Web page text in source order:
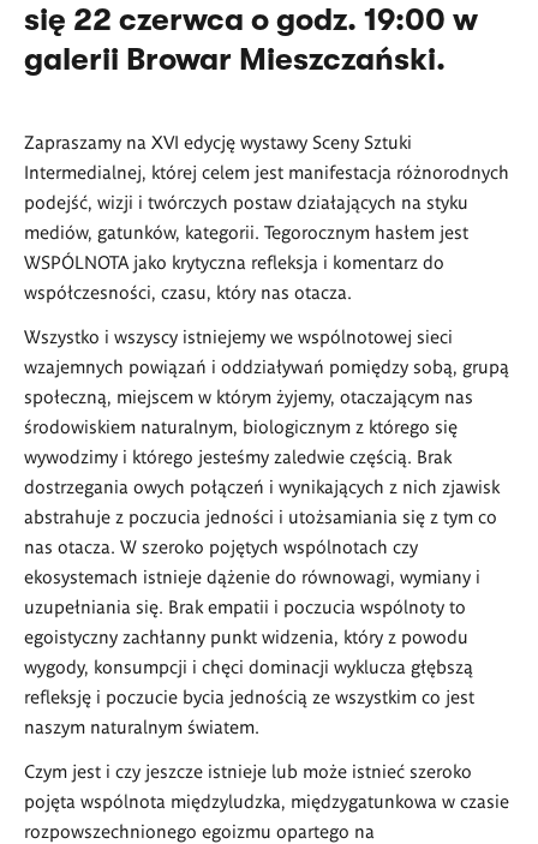
się 22 czerwca o godz. 19:00 w
galerii Browar Mieszczański.
Zapraszamy na XVI edycję wystawy Sceny Sztuki
Intermedialnej, której celem jest manifestacja różnorodnych
podejść, wizji i twórczych postaw działających na styku
mediów, gatunków, kategorii. Tegorocznym hasłem jest
WSPÓLNOTA jako krytyczna refleksja i komentarz do
współczesności, czasu, który nas otacza.
Wszystko i wszyscy istniejemy we wspólnotowej sieci
wzajemnych powiązań i oddziaływań pomiędzy sobą, grupą
społeczną, miejscem w którym żyjemy, otaczającym nas
środowiskiem naturalnym, biologicznym z którego się
wywodzimy i którego jesteśmy zaledwie częścią. Brak
dostrzegania owych połączeń i wynikających z nich zjawisk
abstrahuje z poczucia jedności i utożsamiania się z tym co
nas otacza. W szeroko pojętych wspólnotach czy
ekosystemach istnieje dążenie do równowagi, wymiany i
uzupełniania się. Brak empatii i poczucia wspólnoty to
egoistyczny zachłanny punkt widzenia, który z powodu
wygody, konsumpcji i chęci dominacji wyklucza głębszą
refleksję i poczucie bycia jednością ze wszystkim co jest
naszym naturalnym światem.
Czym jest i czy jeszcze istnieje lub może istnieć szeroko
pojęta wspólnota międzyludzka, międzygatunkowa w czasie
rozpowszechnionego egoizmu opartego na